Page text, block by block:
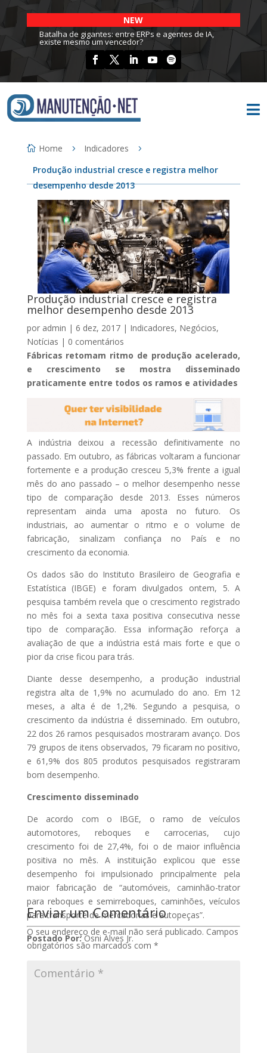
NEW
Batalha de gigantes: entre ERPs e agentes de IA,
existe mesmo um vencedor?

Home
Indicadores
Produção industrial cresce e registra melhor
desempenho desde 2013
Produção industrial cresce e registra
melhor desempenho desde 2013
por admin | 6 dez, 2017| Indicadores, Negócios,
Notícias | 0 comentários
Fábricas retomam ritmo de produção acelerado,
e crescimento se mostra disseminado
praticamente entre todos os ramos e atividades
A indústria deixou a recessão definitivamente no
passado. Em outubro, as fábricas voltaram a funcionar
fortemente e a produção cresceu 5,3% frente a igual
mês do ano passado – o melhor desempenho nesse
tipo de comparação desde 2013. Esses números
representam ainda uma aposta no futuro. Os
industriais, ao aumentar o ritmo e o volume de
fabricação, sinalizam confiança no País e no
crescimento da economia.
Os dados são do Instituto Brasileiro de Geografia e
Estatística (IBGE) e foram divulgados ontem, 5. A
pesquisa também revela que o crescimento registrado
no mês foi a sexta taxa positiva consecutiva nesse
tipo de comparação. Essa informação reforça a
avaliação de que a indústria está mais forte e que o
pior da crise ficou para trás.
Diante desse desempenho, a produção industrial
registra alta de 1,9% no acumulado do ano. Em 12
meses, a alta é de 1,2%. Segundo a pesquisa, o
crescimento da indústria é disseminado. Em outubro,
22 dos 26 ramos pesquisados mostraram avanço. Dos
79 grupos de itens observados, 79 ficaram no positivo,
e 61,9% dos 805 produtos pesquisados registraram
bom desempenho.
Crescimento disseminado
De acordo com o IBGE, o ramo de veículos
automotores, reboques e carrocerias, cujo
crescimento foi de 27,4%, foi o de maior influência
positiva no mês. A instituição explicou que esse
desempenho foi impulsionado principalmente pela
maior fabricação de “automóveis, caminhão-trator
para reboques e semirreboques, caminhões, veículos
para transporte de mercadorias e autopeças”.
Postado Por:Osni Alves Jr.
Enviar um Comentário
O seu endereço de e-mail não será publicado. Campos
obrigatórios são marcados com *